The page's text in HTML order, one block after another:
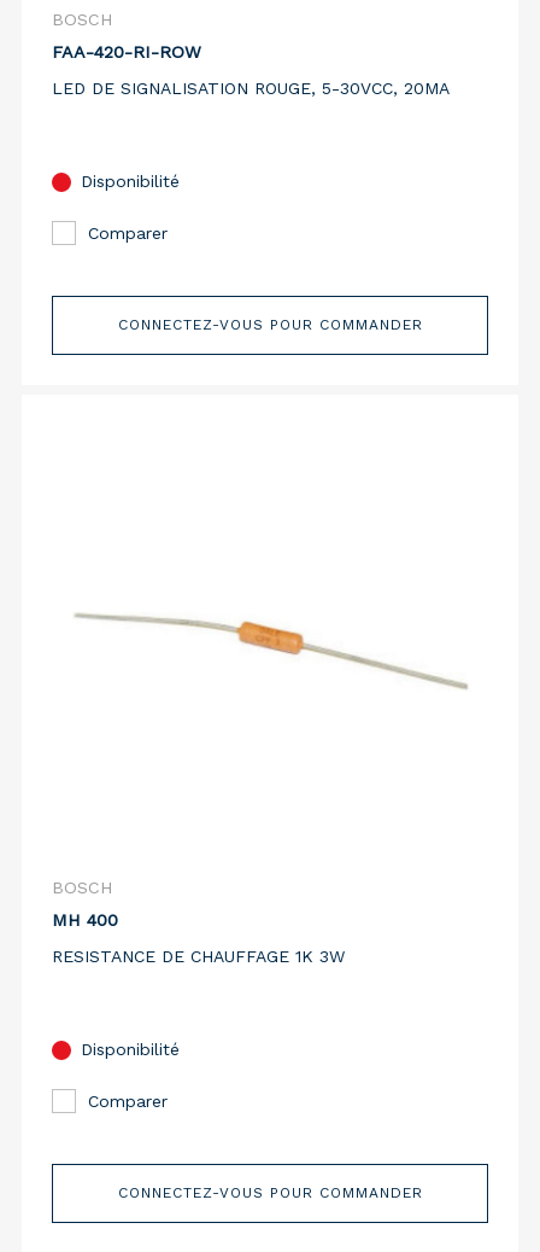
BOSCH
FAA-420-RI-ROW
LED DE SIGNALISATION ROUGE, 5-30VCC, 20MA
Disponibilité
Comparer
CONNECTEZ-VOUS POUR COMMANDER
BOSCH
MH 400
RESISTANCE DE CHAUFFAGE 1K 3W
Disponibilité
Comparer
CONNECTEZ-VOUS POUR COMMANDER